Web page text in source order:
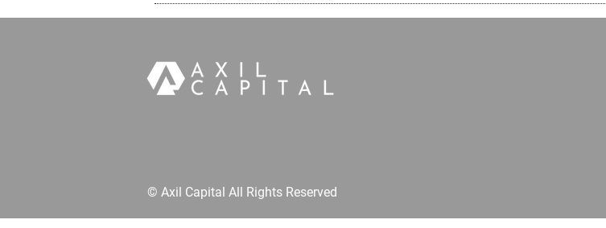
© Axil Capital All Rights Reserved